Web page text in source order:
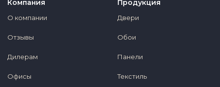
Компания
О компании
Отзывы
Дилерам
Офисы
Продукция
Двери
Обои
Панели
Текстиль